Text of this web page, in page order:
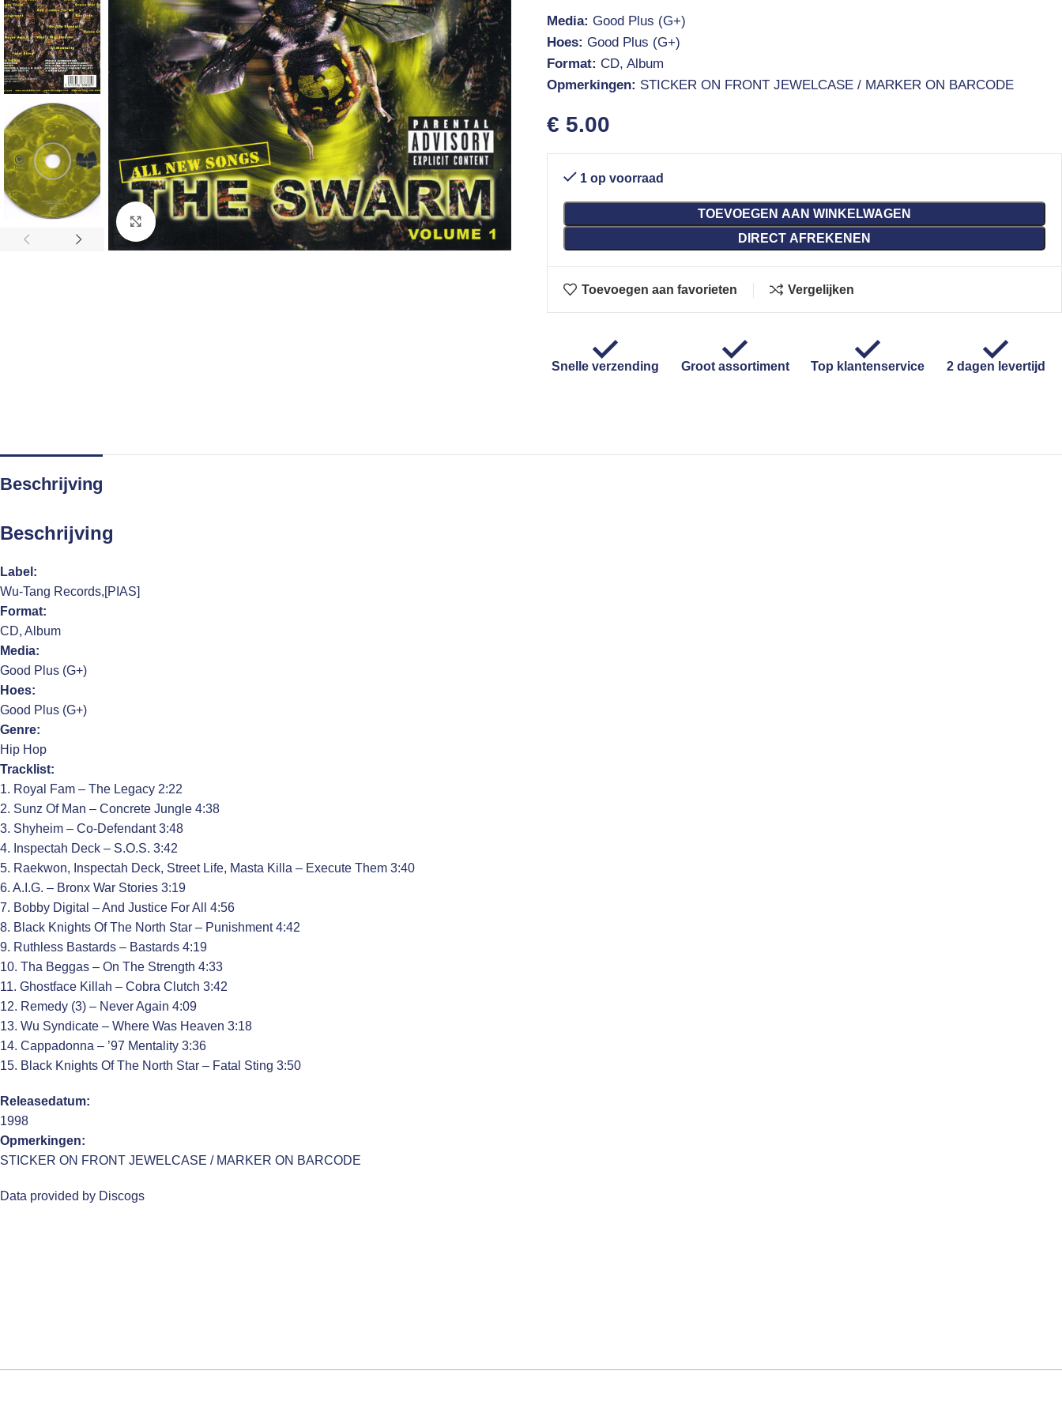
Click to enlarge
Media: Good Plus (G+)
Hoes: Good Plus (G+)
Format: CD, Album
Opmerkingen: STICKER ON FRONT JEWELCASE / MARKER ON BARCODE
€ 5.00
1 op voorraad
TOEVOEGEN AAN WINKELWAGEN
DIRECT AFREKENEN
Toevoegen aan favorieten Vergelijken
Snelle verzending Groot assortiment Top klantenservice 2 dagen levertijd
Beschrijving
Beschrijving
Label:
Wu-Tang Records,[PIAS]
Format:
CD, Album
Media:
Good Plus (G+)
Hoes:
Good Plus (G+)
Genre:
Hip Hop
Tracklist:
1. Royal Fam – The Legacy 2:22
2. Sunz Of Man – Concrete Jungle 4:38
3. Shyheim – Co-Defendant 3:48
4. Inspectah Deck – S.O.S. 3:42
5. Raekwon, Inspectah Deck, Street Life, Masta Killa – Execute Them 3:40
6. A.I.G. – Bronx War Stories 3:19
7. Bobby Digital – And Justice For All 4:56
8. Black Knights Of The North Star – Punishment 4:42
9. Ruthless Bastards – Bastards 4:19
10. Tha Beggas – On The Strength 4:33
11. Ghostface Killah – Cobra Clutch 3:42
12. Remedy (3) – Never Again 4:09
13. Wu Syndicate – Where Was Heaven 3:18
14. Cappadonna – ’97 Mentality 3:36
15. Black Knights Of The North Star – Fatal Sting 3:50
Releasedatum:
1998
Opmerkingen:
STICKER ON FRONT JEWELCASE / MARKER ON BARCODE
Data provided by Discogs